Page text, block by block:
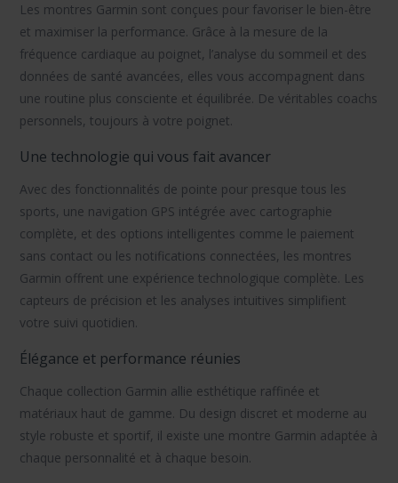
Les montres Garmin sont conçues pour favoriser le bien-être
et maximiser la performance. Grâce à la mesure de la
fréquence cardiaque au poignet, l’analyse du sommeil et des
données de santé avancées, elles vous accompagnent dans
une routine plus consciente et équilibrée. De véritables coachs
personnels, toujours à votre poignet.
Une technologie qui vous fait avancer
Avec des fonctionnalités de pointe pour presque tous les
sports, une navigation GPS intégrée avec cartographie
complète, et des options intelligentes comme le paiement
sans contact ou les notifications connectées, les montres
Garmin offrent une expérience technologique complète. Les
capteurs de précision et les analyses intuitives simplifient
votre suivi quotidien.
Élégance et performance réunies
Chaque collection Garmin allie esthétique raffinée et
matériaux haut de gamme. Du design discret et moderne au
style robuste et sportif, il existe une montre Garmin adaptée à
chaque personnalité et à chaque besoin.